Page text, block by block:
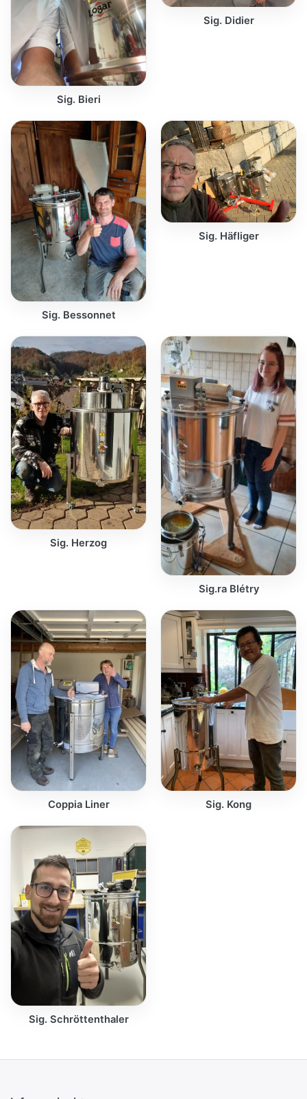
Sig. Bieri
Sig. Didier
Sig. Bessonnet
Sig. Häfliger
Sig. Herzog
Sig.ra Blétry
Coppia Liner Sig. Kong
Sig. Schröttenthaler